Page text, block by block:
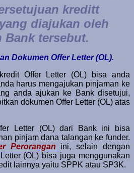
kreditt
diajukan oleh
Bank tersebut.
Dokumen Offer Letter (OL).
Offer Letter (OL) bisa anda
harus mengajukan pinjaman ke
anda ajukan ke Bank disetujui,
dokumen Offer Letter (OL) atas
Letter (OL) dari Bank ini bisa
pinjam dana talangan ke funder.
Perorangan
ini, selain dengan
(OL) bisa juga menggunakan
lainnya yaitu SPPK atau SP3K.